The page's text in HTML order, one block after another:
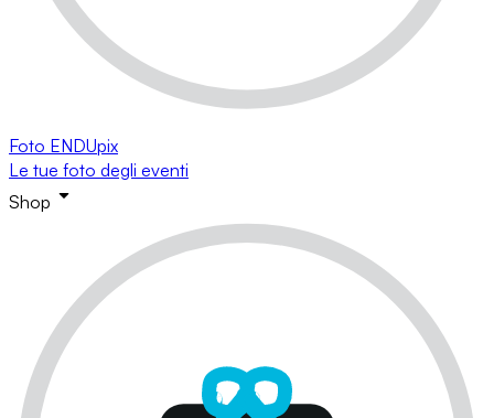
Foto ENDUpix
Le tue foto degli eventi
Shop